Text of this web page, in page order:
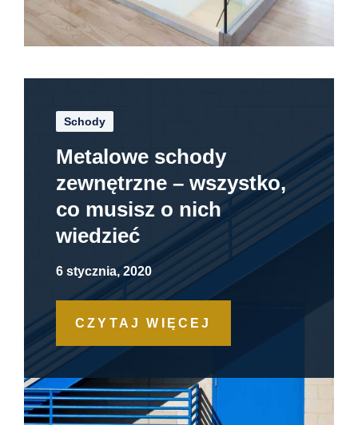
Schody
Metalowe schody
zewnętrzne – wszystko,
co musisz o nich
wiedzieć
6 stycznia, 2020
CZYTAJ WIĘCEJ